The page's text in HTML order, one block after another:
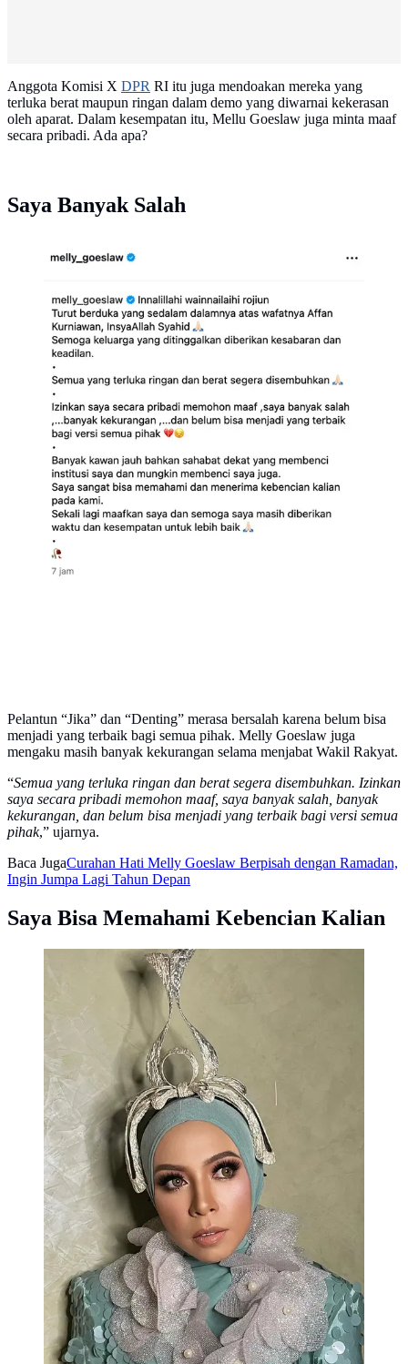
Anggota Komisi X DPR RI itu juga mendoakan mereka yang
terluka berat maupun ringan dalam demo yang diwarnai kekerasan
oleh aparat. Dalam kesempatan itu, Mellu Goeslaw juga minta maaf
secara pribadi. Ada apa?
Saya Banyak Salah
@melly_goeslaw)
Pelantun “Jika” dan “Denting” merasa bersalah karena belum bisa
menjadi yang terbaik bagi semua pihak. Melly Goeslaw juga
mengaku masih banyak kekurangan selama menjabat Wakil Rakyat.
“Semua yang terluka ringan dan berat segera disembuhkan. Izinkan
saya secara pribadi memohon maaf, saya banyak salah, banyak
kekurangan, dan belum bisa menjadi yang terbaik bagi versi semua
pihak,” ujarnya.
Baca JugaCurahan Hati Melly Goeslaw Berpisah dengan Ramadan,
Ingin Jumpa Lagi Tahun Depan
Saya Bisa Memahami Kebencian Kalian